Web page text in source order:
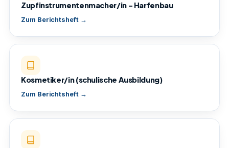
Zupfinstrumentenmacher/in – Harfenbau
Zum Berichtsheft →
Kosmetiker/in (schulische Ausbildung)
Zum Berichtsheft →